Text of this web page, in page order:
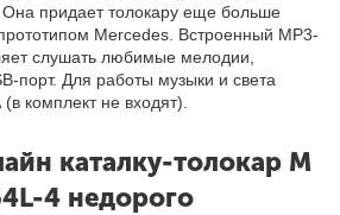
придает толокару еще больше
Mercedes. Встроенный MP3-
слушать любимые мелодии
порт. Для работы музыки и света
комплект не входят).
каталку-толокар M
4 недорого